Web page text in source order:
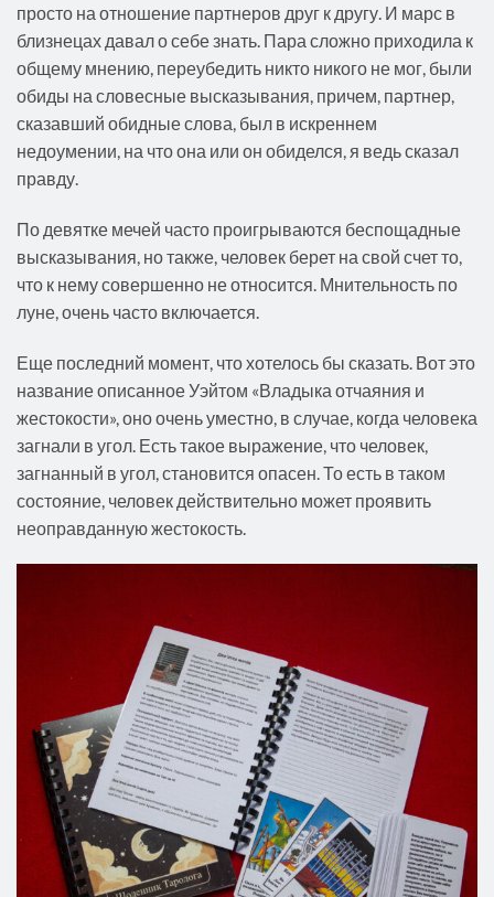
просто на отношение партнеров друг к другу. И марс в
близнецах давал о себе знать. Пара сложно приходила к
общему мнению, переубедить никто никого не мог, были
обиды на словесные высказывания, причем, партнер,
сказавший обидные слова, был в искреннем
недоумении, на что она или он обиделся, я ведь сказал
правду.
По девятке мечей часто проигрываются беспощадные
высказывания, но также, человек берет на свой счет то,
что к нему совершенно не относится. Мнительность по
луне, очень часто включается.
Еще последний момент, что хотелось бы сказать. Вот это
название описанное Уэйтом «Владыка отчаяния и
жестокости», оно очень уместно, в случае, когда человека
загнали в угол. Есть такое выражение, что человек,
загнанный в угол, становится опасен. То есть в таком
состояние, человек действительно может проявить
неоправданную жестокость.